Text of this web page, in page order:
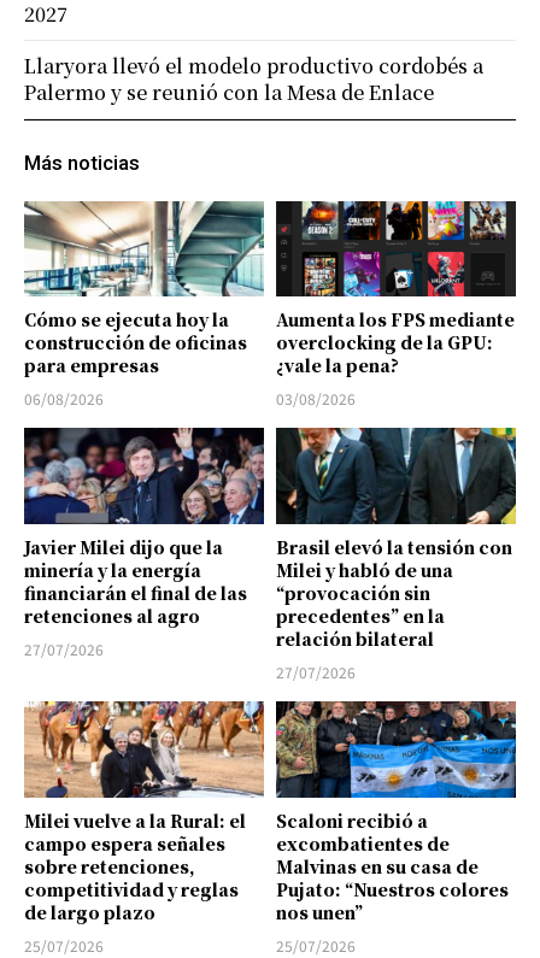
Más noticias
Cómo se ejecuta hoy la
construcción de oficinas
para empresas
06/08/2026
Aumenta los FPS mediante
overclocking de la GPU:
¿vale la pena?
03/08/2026
Javier Milei dijo que la
minería y la energía
financiarán el final de las
retenciones al agro
27/07/2026
Brasil elevó la tensión con
Milei y habló de una
“provocación sin
precedentes” en la
relación bilateral
27/07/2026
Milei vuelve a la Rural: el
campo espera señales
sobre retenciones,
competitividad y reglas
de largo plazo
25/07/2026
Scaloni recibió a
excombatientes de
Malvinas en su casa de
Pujato: “Nuestros colores
nos unen”
25/07/2026
2027
Llaryora llevó el modelo productivo cordobés a
Palermo y se reunió con la Mesa de Enlace